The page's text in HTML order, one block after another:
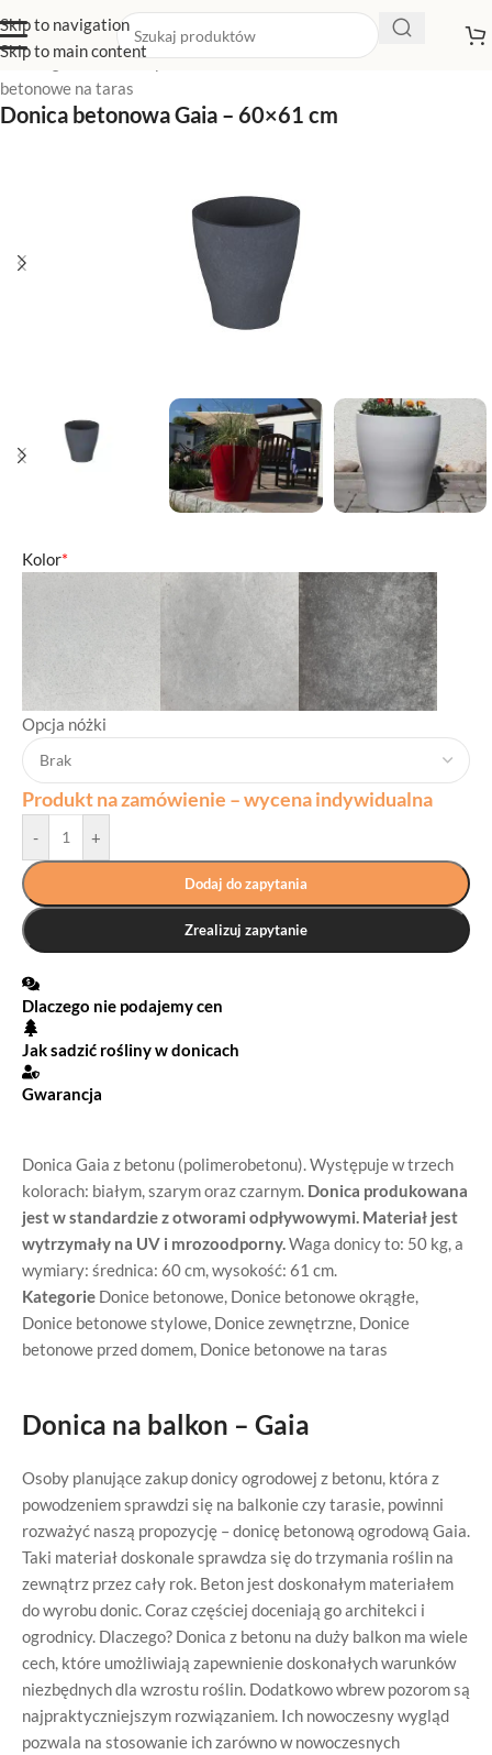
Skip to navigation
Skip to main content
Strona główna/Sklep z donicami/Donice betonowe
betonowe na taras
Donica betonowa Gaia – 60×61 cm
Donica Gaia z betonu (polimerobetonu). Występuje w trzech
kolorach: białym, szarym oraz czarnym. Donica produkowana
jest w standardzie z otworami odpływowymi. Materiał jest
wytrzymały na UV i mrozoodporny.Waga donicy to: 50 kg, a
wymiary: średnica: 60 cm, wysokość: 61 cm.
Kategorie Donice betonowe, Donice betonowe okrągłe,
Donice betonowe stylowe, Donice zewnętrzne, Donice
betonowe przed domem, Donice betonowe na taras
Donica na balkon – Gaia
Osoby planujące zakup donicy ogrodowej z betonu, która z
powodzeniem sprawdzi się na balkonie czy tarasie, powinni
rozważyć naszą propozycję – donicę betonową ogrodową Gaia.
Taki materiał doskonale sprawdza się do trzymania roślin na
zewnątrz przez cały rok. Beton jest doskonałym materiałem
do wyrobu donic. Coraz częściej doceniają go architekci i
ogrodnicy. Dlaczego? Donica z betonu na duży balkon ma wiele
cech, które umożliwiają zapewnienie doskonałych warunków
niezbędnych dla wzrostu roślin. Dodatkowo wbrew pozorom są
najpraktyczniejszym rozwiązaniem. Ich nowoczesny wygląd
pozwala na stosowanie ich zarówno w nowoczesnych
*
Kolor
Opcja nóżki
Produkt na zamówienie – wycena indywidualna
- +
Dodaj do zapytania
Zrealizuj zapytanie
Dlaczego nie podajemy cen
Jak sadzić rośliny w donicach
Gwarancja